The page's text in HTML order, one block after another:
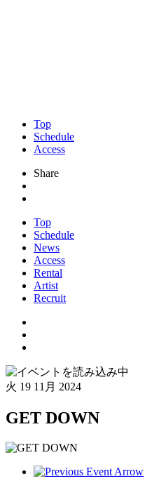
Top
Schedule
Access
Share
Top
Schedule
News
Access
Rental
Artist
Recruit
火 19 11月 2024
GET DOWN